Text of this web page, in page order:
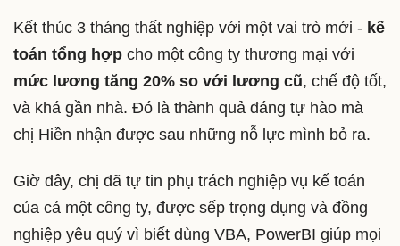
Kết thúc 3 tháng thất nghiệp với một vai trò mới - kế
toán tổng hợp cho một công ty thương mại với
mức lương tăng 20% so với lương cũ, chế độ tốt,
và khá gần nhà. Đó là thành quả đáng tự hào mà
chị Hiền nhận được sau những nỗ lực mình bỏ ra.
Giờ đây, chị đã tự tin phụ trách nghiệp vụ kế toán
của cả một công ty, được sếp trọng dụng và đồng
nghiệp yêu quý vì biết dùng VBA, PowerBI giúp mọi